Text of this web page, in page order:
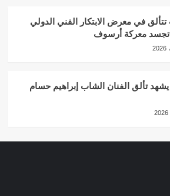
تتألق في معرض الابتكار الفني الدولي
تجسد معركة أرسوف
تألق الفنان الشاب إبراهيم حسام